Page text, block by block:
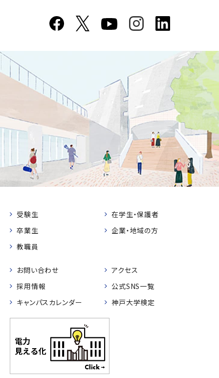
受験生
在学生・保護者
卒業生
企業・地域の方
教職員
お問い合わせ
アクセス
採用情報
公式SNS一覧
キャンパスカレンダー
神戸大学検定